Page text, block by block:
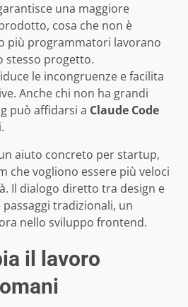
una maggiore
cosa che non è
più programmatori lavorano
stesso progetto.
le incongruenze e facilita
Anche chi non ha grandi
può affidarsi a Claude Code
aiuto concreto per startup,
che vogliono essere più veloci
Il dialogo diretto tra design e
tradizionali, un
nello sviluppo frontend.
il lavoro